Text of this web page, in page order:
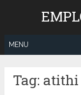
MENU
Tag: